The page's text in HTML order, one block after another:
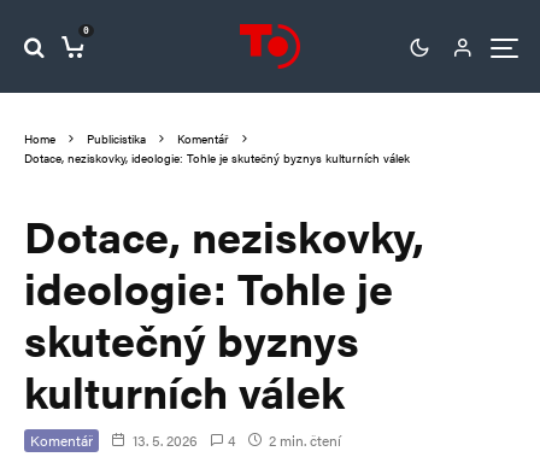
0
Home Publicistika
Komentář
Dotace, neziskovky, ideologie: Tohle je skutečný byznys kulturních válek
Dotace, neziskovky,
ideologie: Tohle je
skutečný byznys
kulturních válek
Komentář 13. 5. 2026 4 2 min. čtení